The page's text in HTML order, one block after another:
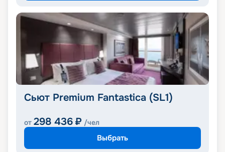
Сьют Premium Fantastica (SL1)
от 298 436 ₽ /чел
Выбрать